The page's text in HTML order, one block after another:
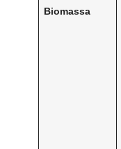
Biomassa